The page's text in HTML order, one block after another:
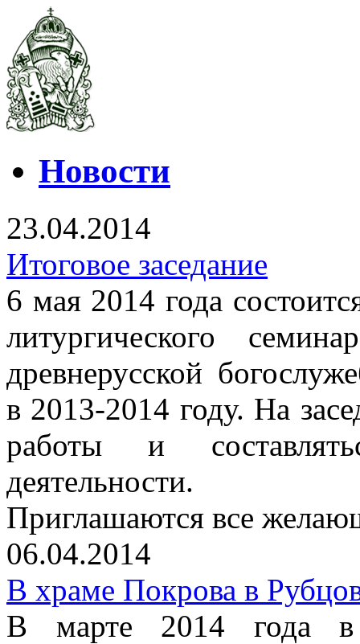
Новости
23.04.2014
Итоговое заседание
6 мая 2014 года
литургического
древнерусской
в 2013-2014 году. На
работы и
деятельности.
Приглашаются все
06.04.2014
В храме Покрова в
В марте 2014 года в